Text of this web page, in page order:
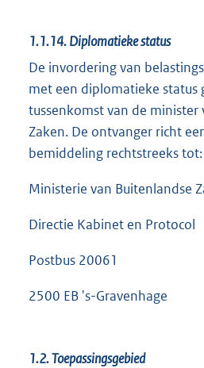
1.1.14.Diplomatieke status
De invordering van
met een diplomatieke status
tussenkomst van de minister
Zaken. De ontvanger richt
bemiddeling rechtstreeks tot:
Ministerie van Buitenlandse
Directie Kabinet en Protocol
Postbus 20061
2500 EB 's-Gravenhage
1.2.Toepassingsgebied